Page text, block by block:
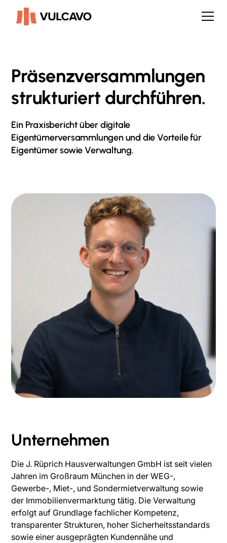
Präsenzversammlungen
strukturiert durchführen.
Ein Praxisbericht über digitale
Eigentümerversammlungen und die Vorteile für
Eigentümer sowie Verwaltung.
Unternehmen
Die J. Rüprich Hausverwaltungen GmbH ist seit vielen
Jahren im Großraum München in der WEG-,
Gewerbe-, Miet-, und Sondermietverwaltung sowie
der Immobilienvermarktung tätig. Die Verwaltung
erfolgt auf Grundlage fachlicher Kompetenz,
transparenter Strukturen, hoher Sicherheitsstandards
sowie einer ausgeprägten Kundennähe und